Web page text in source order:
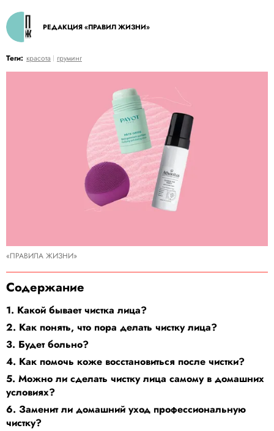
РЕДАКЦИЯ «ПРАВИЛ ЖИЗНИ»
Теги: красота груминг
«ПРАВИЛА ЖИЗНИ»
Содержание
1. Какой бывает чистка лица?
2. Как понять, что пора делать чистку лица?
3. Будет больно?
4. Как помочь коже восстановиться после чистки?
5. Можно ли сделать чистку лица самому в домашних
условиях?
6. Заменит ли домашний уход профессиональную
чистку?